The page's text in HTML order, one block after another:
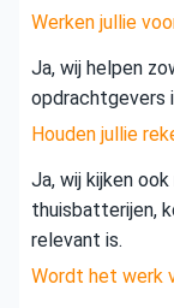
Werken jullie
Ja, wij helpen
opdrachtgevers
Houden jullie
Ja, wij kijken
thuisbatterijen,
relevant is.
Wordt het werk